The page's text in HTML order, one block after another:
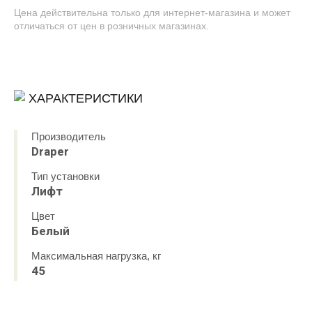
Цена действительна только для интернет-магазина и может
отличаться от цен в розничных магазинах.
ХАРАКТЕРИСТИКИ
Производитель
Draper
Тип установки
Лифт
Цвет
Белый
Максимальная нагрузка, кг
45